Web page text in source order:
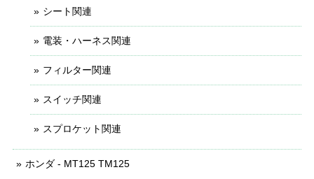
シート関連
電装・ハーネス関連
フィルター関連
スイッチ関連
スプロケット関連
ホンダ - MT125 TM125